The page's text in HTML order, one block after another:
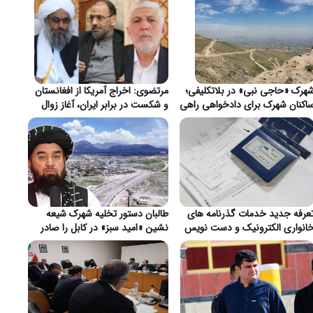
«حاجی نبی» در بلاتکلیفی؛
شهرک برای دادخواهی راهی
قندهار شدند}
مرتضوی: اخراج آمریکا از افغانستان
و شکست در برابر ایران، آغاز زوال
هژمونی واشنگتن}
جدید خدمات گذرنامه های
الکترونیک و دست نویس
در ایران اعلام شد}
طالبان دستور تخلیه شهرک شیعه
نشین «امید سبز» در کابل را صادر
کرد}